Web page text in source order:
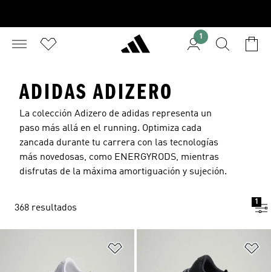
1
ADIDAS ADIZERO
La colección Adizero de adidas representa un
paso más allá en el running. Optimiza cada
zancada durante tu carrera con las tecnologías
más novedosas, como ENERGYRODS, mientras
disfrutas de la máxima amortiguación y sujeción.
368 resultados
1